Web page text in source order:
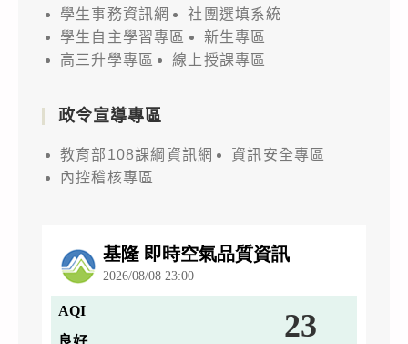
學生事務資訊網
社團選填系統
學生自主學習專區
新生專區
高三升學專區
線上授課專區
政令宣導專區
教育部108課綱資訊網
資訊安全專區
內控稽核專區